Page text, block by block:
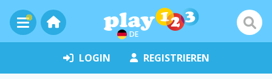
DE
LOGIN REGISTRIEREN